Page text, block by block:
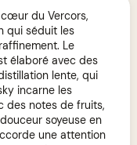
cœur du Vercors,
qui séduit les
Le
élaboré avec des
lente, qui
incarne les
des notes de fruits,
soyeuse en
une attention